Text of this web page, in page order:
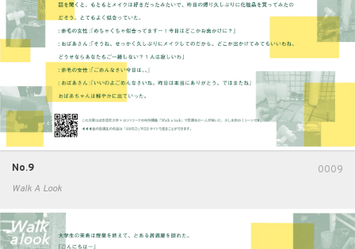
0009
No.9
Walk A Look